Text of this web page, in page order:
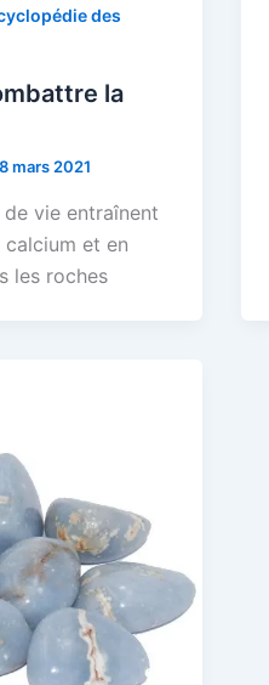
des
la
mars 2021
vie entraînent
et en
les roches